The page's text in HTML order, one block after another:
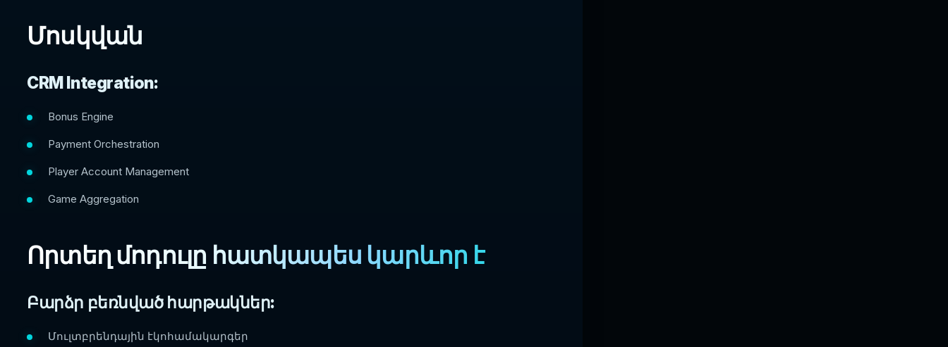
Մոսկվան
CRM Integration:
Bonus Engine
Payment Orchestration
Player Account Management
Game Aggregation
Որտեղ մոդուլը հատկապես կարևոր է
Բարձր բեռնված հարթակներ:
Մուլտբրենդային էկոհամակարգեր